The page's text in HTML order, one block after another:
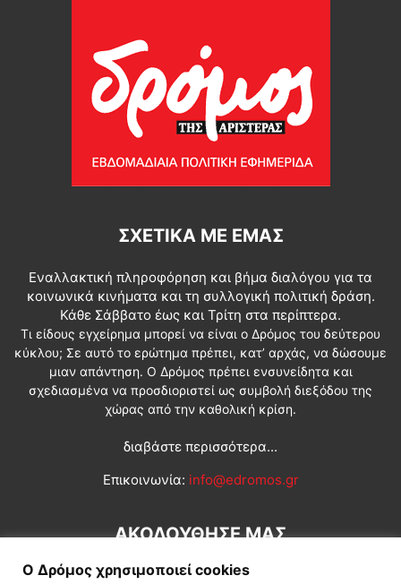
ΣΧΕΤΙΚΆ ΜΕ ΕΜΆΣ
Εναλλακτική πληροφόρηση και βήμα διαλόγου για τα
κοινωνικά κινήματα και τη συλλογική πολιτική δράση.
Κάθε Σάββατο έως και Τρίτη στα περίπτερα.
Τι είδους εγχείρημα μπορεί να είναι ο Δρόμος του δεύτερου
κύκλου; Σε αυτό το ερώτημα πρέπει, κατ’ αρχάς, να δώσουμε
μιαν απάντηση. Ο Δρόμος πρέπει ενσυνείδητα και
σχεδιασμένα να προσδιοριστεί ως συμβολή διεξόδου της
χώρας από την καθολική κρίση.
διαβάστε περισσότερα...
Επικοινωνία: info@edromos.gr
ΑΚΟΛΟΥΘΗΣΕ ΜΑΣ
Ο Δρόμος χρησιμοποιεί cookies